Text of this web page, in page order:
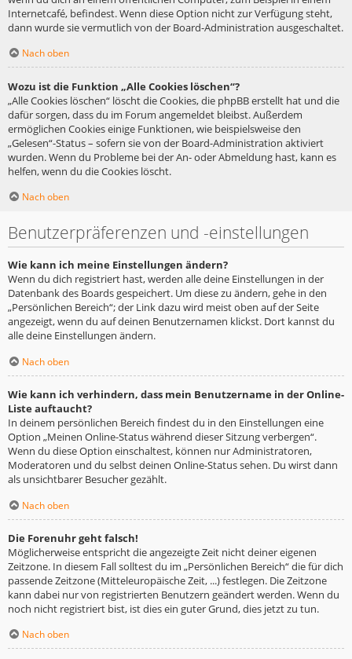
Internetcafé, befindest. Wenn diese Option nicht zur Verfügung steht,
dann wurde sie vermutlich von der Board-Administration ausgeschaltet.
Nach oben
Wozu ist die Funktion „Alle Cookies löschen“?
„Alle Cookies löschen“ löscht die Cookies, die phpBB erstellt hat und die
dafür sorgen, dass du im Forum angemeldet bleibst. Außerdem
ermöglichen Cookies einige Funktionen, wie beispielsweise den
„Gelesen“-Status – sofern sie von der Board-Administration aktiviert
wurden. Wenn du Probleme bei der An- oder Abmeldung hast, kann es
helfen, wenn du die Cookies löscht.
Nach oben
Benutzerpräferenzen und -einstellungen
Wie kann ich meine Einstellungen ändern?
Wenn du dich registriert hast, werden alle deine Einstellungen in der
Datenbank des Boards gespeichert. Um diese zu ändern, gehe in den
„Persönlichen Bereich“; der Link dazu wird meist oben auf der Seite
angezeigt, wenn du auf deinen Benutzernamen klickst. Dort kannst du
alle deine Einstellungen ändern.
Nach oben
Wie kann ich verhindern, dass mein Benutzername in der Online-
Liste auftaucht?
In deinem persönlichen Bereich findest du in den Einstellungen eine
Option „Meinen Online-Status während dieser Sitzung verbergen“.
Wenn du diese Option einschaltest, können nur Administratoren,
Moderatoren und du selbst deinen Online-Status sehen. Du wirst dann
als unsichtbarer Besucher gezählt.
Nach oben
Die Forenuhr geht falsch!
Möglicherweise entspricht die angezeigte Zeit nicht deiner eigenen
Zeitzone. In diesem Fall solltest du im „Persönlichen Bereich“ die für dich
passende Zeitzone (Mitteleuropäische Zeit, ...) festlegen. Die Zeitzone
kann dabei nur von registrierten Benutzern geändert werden. Wenn du
noch nicht registriert bist, ist dies ein guter Grund, dies jetzt zu tun.
Nach oben